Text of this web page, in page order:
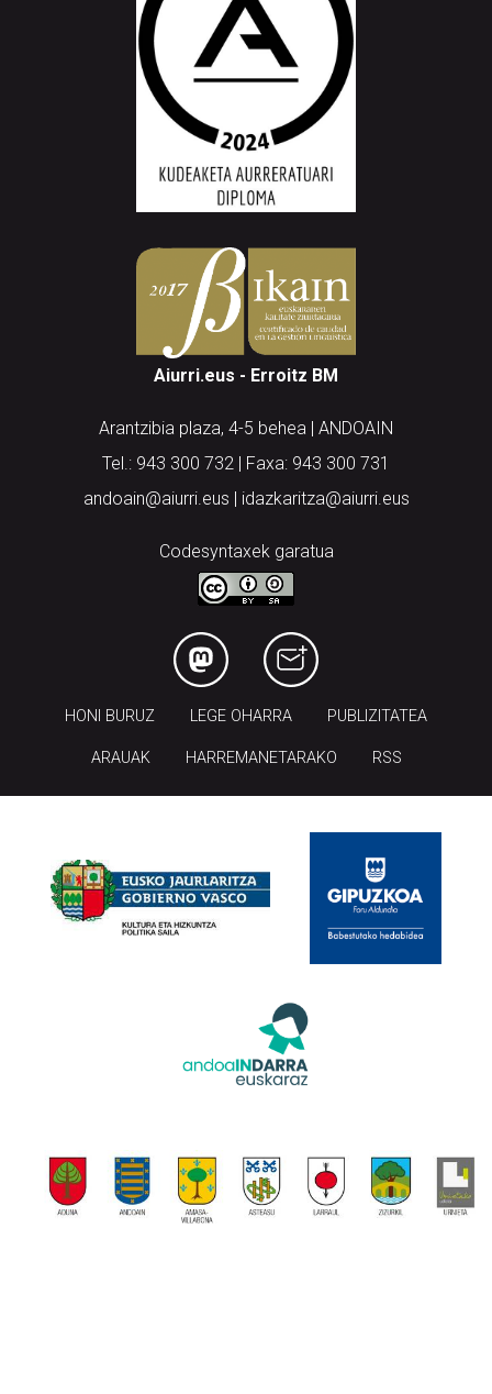
Aiurri.eus - Erroitz BM
Arantzibia plaza, 4-5 behea | ANDOAIN
Tel.: 943 300 732 | Faxa: 943 300 731
andoain@aiurri.eus | idazkaritza@aiurri.eus
Codesyntaxek garatua
HONI BURUZ LEGE OHARRA PUBLIZITATEA
ARAUAK HARREMANETARAKO RSS